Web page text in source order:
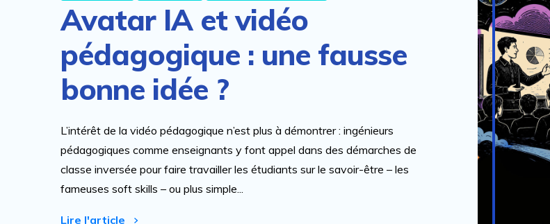
Avatar IA et vidéo
pédagogique : une fausse
bonne idée ?
L’intérêt de la vidéo pédagogique n’est plus à démontrer : ingénieurs
pédagogiques comme enseignants y font appel dans des démarches de
classe inversée pour faire travailler les étudiants sur le savoir-être – les
fameuses soft skills – ou plus simple...
Lire l'article